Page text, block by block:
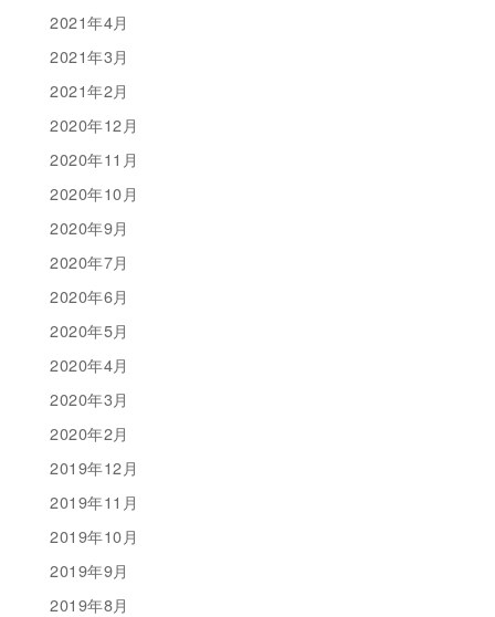
2021年4月
2021年3月
2021年2月
2020年12月
2020年11月
2020年10月
2020年9月
2020年7月
2020年6月
2020年5月
2020年4月
2020年3月
2020年2月
2019年12月
2019年11月
2019年10月
2019年9月
2019年8月